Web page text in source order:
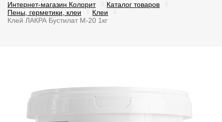
Интернет-магазин Колорит
Каталог товаров
Пены, герметики, клеи
Клеи
Клей ЛАКРА Бустилат М-20 1кг